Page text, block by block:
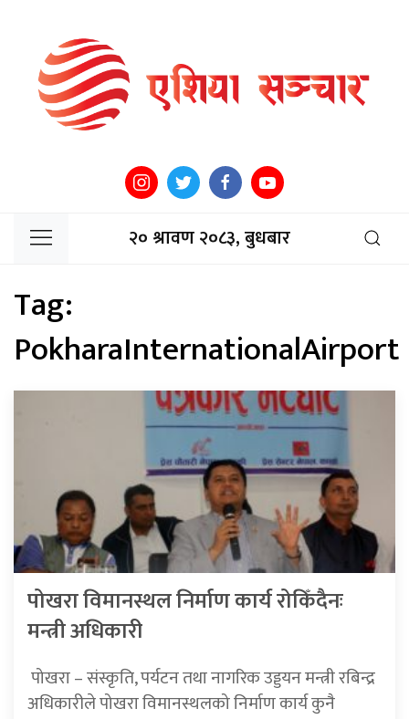
२० श्रावण २०८३, बुधबार
Tag:
PokharaInternationalAirport
पोखरा विमानस्थल निर्माण कार्य रोकिँदैनः
मन्त्री अधिकारी
​​​​​​​ पोखरा – संस्कृति, पर्यटन तथा नागरिक उड्डयन मन्त्री रबिन्द्र
अधिकारीले पोखरा विमानस्थलको निर्माण कार्य कुनै